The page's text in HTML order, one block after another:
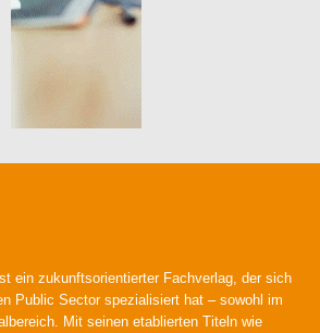
ein zukunftsorientierter Fachverlag, der sich
Public Sector spezialisiert hat – sowohl im
Mit seinen etablierten Titeln wie